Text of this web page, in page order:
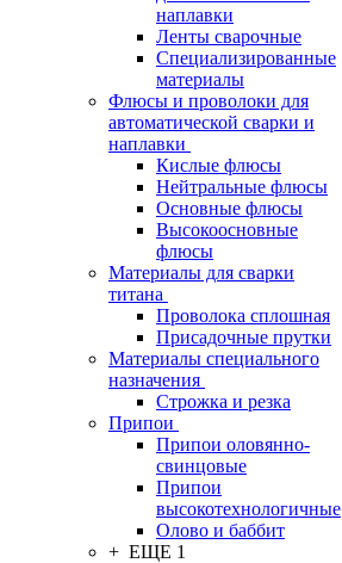
наплавки
Ленты сварочные
Специализированные
материалы
Флюсы и проволоки для
автоматической сварки и
наплавки
Кислые флюсы
Нейтральные флюсы
Основные флюсы
Высокоосновные
флюсы
Материалы для сварки
титана
Проволока сплошная
Присадочные прутки
Материалы специального
назначения
Строжка и резка
Припои
Припои оловянно-
свинцовые
Припои
высокотехнологичные
Олово и баббит
+ ЕЩЕ 1